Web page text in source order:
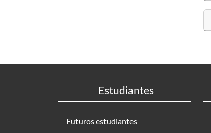
Estudiantes
Futuros estudiantes